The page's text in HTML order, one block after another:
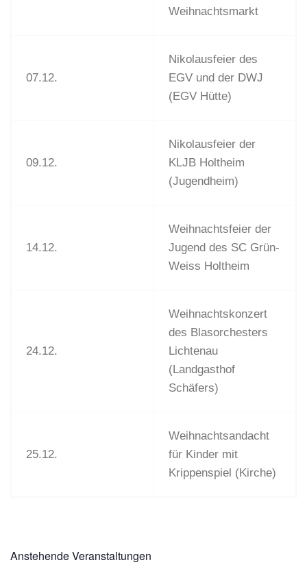
Weihnachtsmarkt
07.12.
Nikolausfeier des
EGV und der DWJ
(EGV Hütte)
09.12.
Nikolausfeier der
KLJB Holtheim
(Jugendheim)
14.12.
Weihnachtsfeier der
Jugend des SC Grün-
Weiss Holtheim
24.12.
Weihnachtskonzert
des Blasorchesters
Lichtenau
(Landgasthof
Schäfers)
25.12.
Weihnachtsandacht
für Kinder mit
Krippenspiel (Kirche)
Anstehende Veranstaltungen